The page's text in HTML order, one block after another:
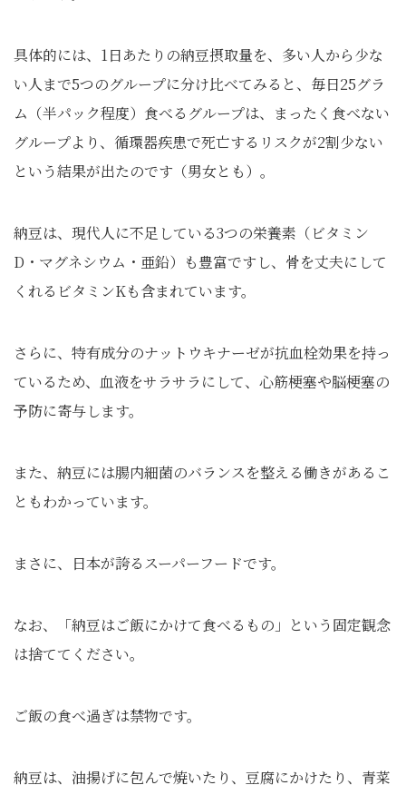
具体的には、1日あたりの納豆摂取量を、多い人から少な
い人まで5つのグループに分け比べてみると、毎日25グラ
ム（半パック程度）食べるグループは、まったく食べない
グループより、循環器疾患で死亡するリスクが2割少ない
という結果が出たのです（男女とも）。
納豆は、現代人に不足している3つの栄養素（ビタミン
D・マグネシウム・亜鉛）も豊富ですし、骨を丈夫にして
くれるビタミンKも含まれています。
さらに、特有成分のナットウキナーゼが抗血栓効果を持っ
ているため、血液をサラサラにして、心筋梗塞や脳梗塞の
予防に寄与します。
また、納豆には腸内細菌のバランスを整える働きがあるこ
ともわかっています。
まさに、日本が誇るスーパーフードです。
なお、「納豆はご飯にかけて食べるもの」という固定観念
は捨ててください。
ご飯の食べ過ぎは禁物です。
納豆は、油揚げに包んで焼いたり、豆腐にかけたり、青菜